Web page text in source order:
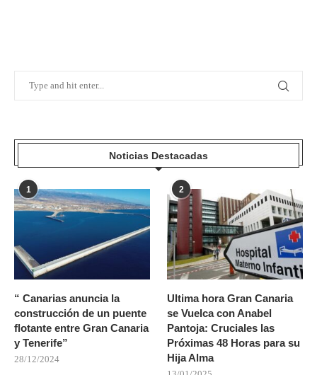
Noticias Destacadas
1
“ Canarias anuncia la
construcción de un puente
flotante entre Gran Canaria
y Tenerife”
28/12/2024
2
Ultima hora Gran Canaria
se Vuelca con Anabel
Pantoja: Cruciales las
Próximas 48 Horas para su
Hija Alma